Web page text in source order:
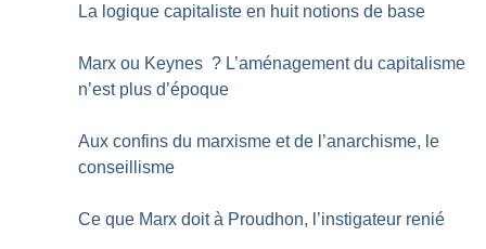
La logique capitaliste en huit notions de base
Marx ou Keynes ? L’aménagement du capitalisme
n’est plus d’époque
Aux confins du marxisme et de l’anarchisme, le
conseillisme
Ce que Marx doit à Proudhon, l’instigateur renié